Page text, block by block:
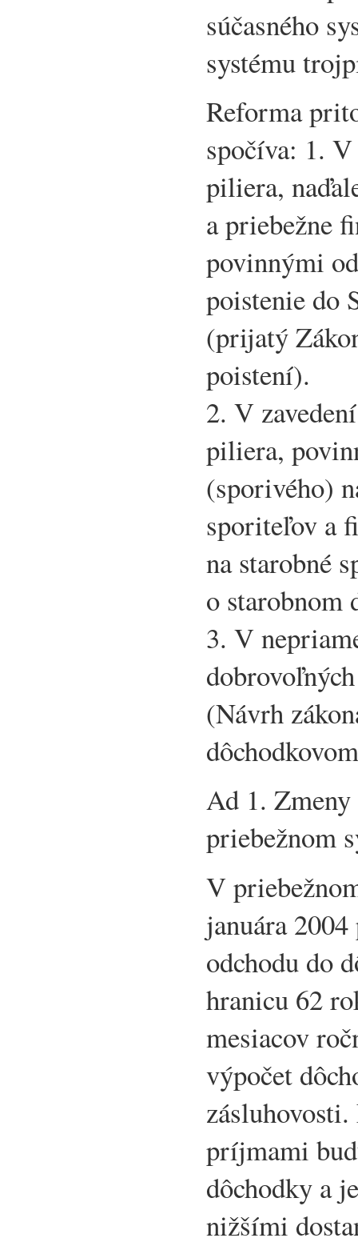
súčasného
systému
Reforma
spočíva: 1.
piliera,
a priebežne
povinnými
poistenie do
(prijatý
poistení).
2. V
piliera,
(sporivého)
sporiteľov a
na starobné
o starobnom
3. V
(Návrh
Ad 1.
priebežnom
V
januára
odchodu do
hranicu 62
mesiacov
výpočet
príjmami
dôchodky a
nižšími